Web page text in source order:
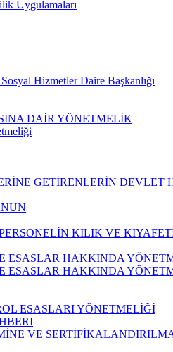
Uygulamaları
Hizmetler Daire Başkanlığı
DAİR YÖNETMELİK
GETİRENLERİN
KILIK VE
ESASLAR HAKKINDA
ESASLAR HAKKINDA
ESASLARI YÖNETMELİĞİ
VE